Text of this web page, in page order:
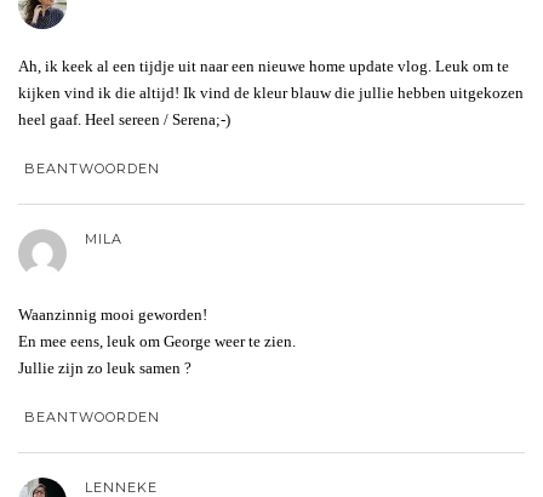
Ah, ik keek al een tijdje uit naar een nieuwe home update vlog. Leuk om te
kijken vind ik die altijd! Ik vind de kleur blauw die jullie hebben uitgekozen
heel gaaf. Heel sereen / Serena;-)
BEANTWOORDEN
MILA
Waanzinnig mooi geworden!
En mee eens, leuk om George weer te zien.
Jullie zijn zo leuk samen ?
BEANTWOORDEN
LENNEKE